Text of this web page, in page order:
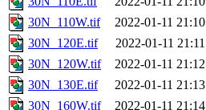
30N_110W.tif
2022-01-11 21:10
30N_120E.tif
2022-01-11 21:11
30N_120W.tif
2022-01-11 21:12
30N_130E.tif
2022-01-11 21:13
30N_160W.tif
2022-01-11 21:14